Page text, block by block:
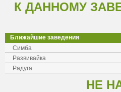
К ДАННОМУ
Ближайшие заведения
Симба
Развивайка
Радуга
НЕ